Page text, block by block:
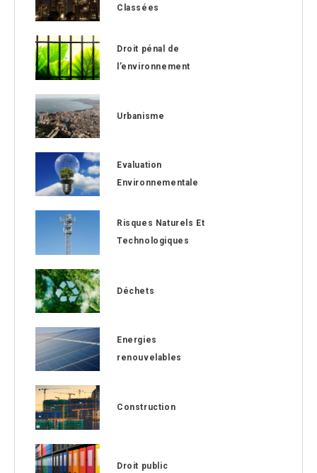
Classées
Droit pénal de
l’environnement
Urbanisme
Evaluation
Environnementale
Risques Naturels Et
Technologiques
Déchets
Energies
renouvelables
Construction
Droit public